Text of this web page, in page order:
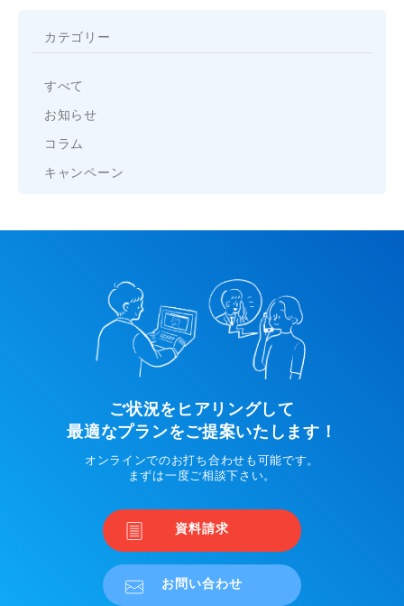
カテゴリー
すべて
お知らせ
コラム
キャンペーン
ご状況をヒアリングして
最適なプランをご提案いたします！
オンラインでのお打ち合わせも可能です。
まずは一度ご相談下さい。
資料請求
お問い合わせ